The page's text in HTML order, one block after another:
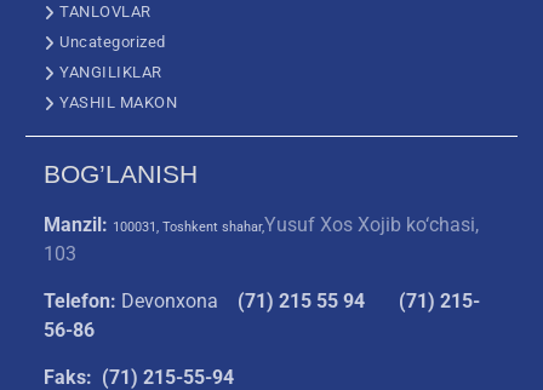
TANLOVLAR
Uncategorized
YANGILIKLAR
YASHIL MAKON
BOG’LANISH
Manzil: 100031, Toshkent shahar,Yusuf Xos Xojib ko‘chasi,
103
Telefon: Devonxona (71) 215 55 94
(71) 215-
56-86
Faks: (71) 215-55-94